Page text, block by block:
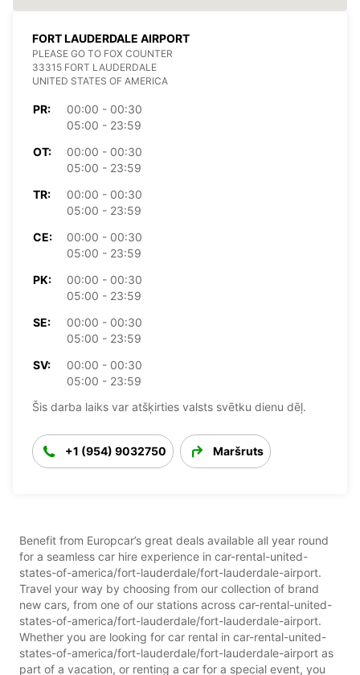
FORT LAUDERDALE AIRPORT
PLEASE GO TO FOX COUNTER
33315 FORT LAUDERDALE
UNITED STATES OF AMERICA
PR:
00:00 - 00:30
05:00 - 23:59
OT:
00:00 - 00:30
05:00 - 23:59
TR:
00:00 - 00:30
05:00 - 23:59
CE:
00:00 - 00:30
05:00 - 23:59
PK:
00:00 - 00:30
05:00 - 23:59
SE:
00:00 - 00:30
05:00 - 23:59
SV:
00:00 - 00:30
05:00 - 23:59
Šis darba laiks var atšķirties valsts svētku dienu dēļ.
+1 (954) 9032750 Maršruts
Benefit from Europcar’s great deals available all year round
for a seamless car hire experience in car-rental-united-
states-of-america/fort-lauderdale/fort-lauderdale-airport.
Travel your way by choosing from our collection of brand
new cars, from one of our stations across car-rental-united-
states-of-america/fort-lauderdale/fort-lauderdale-airport.
Whether you are looking for car rental in car-rental-united-
states-of-america/fort-lauderdale/fort-lauderdale-airport as
part of a vacation, or renting a car for a special event, you